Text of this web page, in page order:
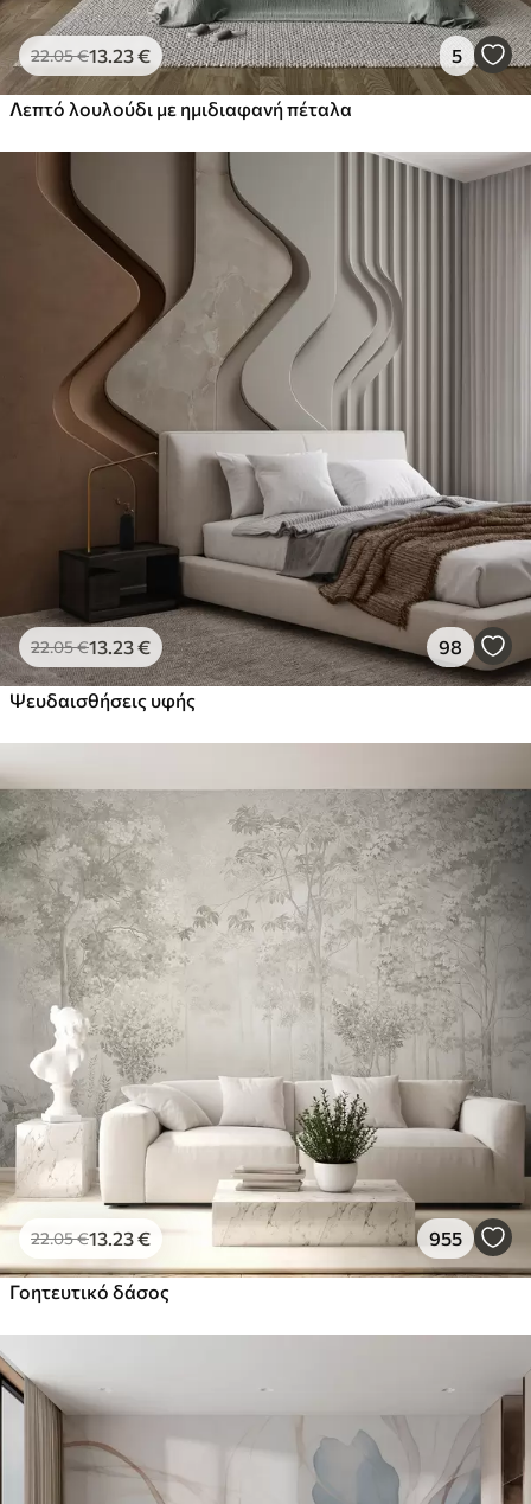
22.05€13 .23€ 5
Λεπτό λουλούδι με ημιδιαφανή πέταλα
22.05€13 .23€ 98
Ψευδαισθήσεις υφής
22.05€13 .23€ 955
Γοητευτικό δάσος